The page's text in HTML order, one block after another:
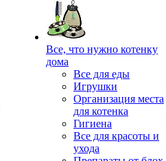
Все, что нужно котенку
дома
Все для еды
Игрушки
Организация места
для котенка
Гигиена
Все для красоты и
ухода